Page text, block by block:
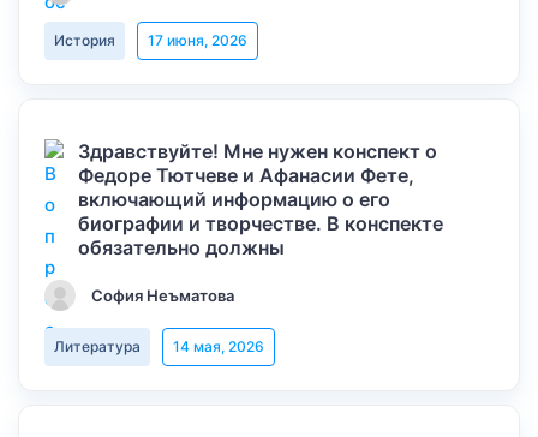
История 17 июня, 2026
Здравствуйте! Мне нужен конспект о
Федоре Тютчеве и Афанасии Фете,
включающий информацию о его
биографии и творчестве. В конспекте
обязательно должны
София Неъматова
Литература 14 мая, 2026